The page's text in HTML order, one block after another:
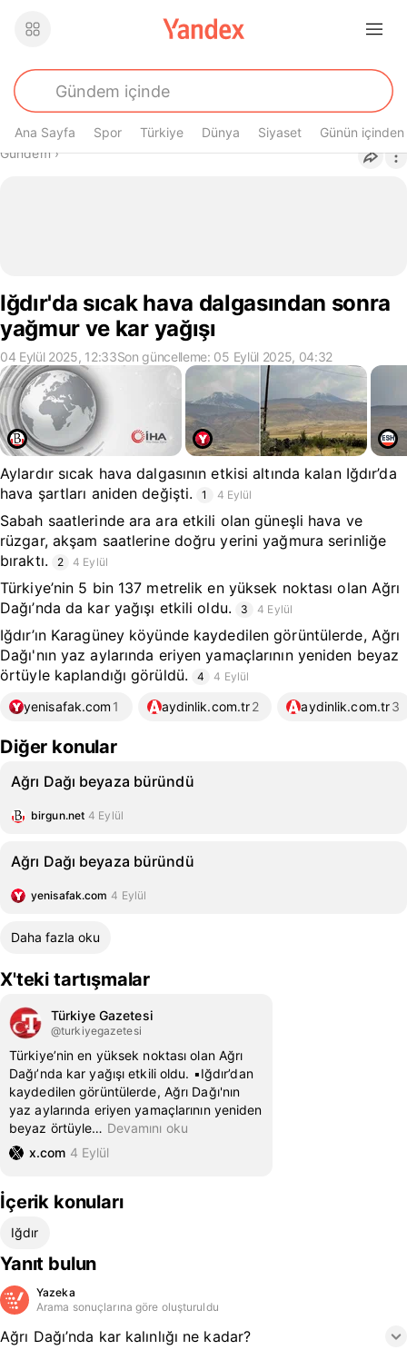
Ana Sayfa Spor Türkiye Dünya Siyaset Günün içinden
Buradasın
Gündem›
Iğdır'da sıcak hava dalgasından sonra
yağmur ve kar yağışı
04 Eylül 2025, 12:33Son güncelleme: 05 Eylül 2025, 04:32
Aylardır sıcak hava dalgasının etkisi altında kalan Iğdır’da
hava şartları aniden değişti.
1 4 Eylül
Sabah saatlerinde ara ara etkili olan güneşli hava ve
rüzgar, akşam saatlerine doğru yerini yağmura serinliğe
bıraktı.
2 4 Eylül
Türkiye’nin 5 bin 137 metrelik en yüksek noktası olan Ağrı
Dağı’nda da kar yağışı etkili oldu.
3 4 Eylül
Iğdır’ın Karagüney köyünde kaydedilen görüntülerde, Ağrı
Dağı'nın yaz aylarında eriyen yamaçlarının yeniden beyaz
örtüyle kaplandığı görüldü.
4 4 Eylül
yenisafak.com 1 aydinlik.com.tr2 aydinlik.com.tr3
Diğer konular
Ağrı Dağı beyaza büründü
birgun.net 4 Eylül
Ağrı Dağı beyaza büründü
yenisafak.com 4 Eylül
Daha fazla oku
X'teki tartışmalar
Türkiye Gazetesi
@turkiyegazetesi
Türkiye’nin en yüksek noktası olan Ağrı
Dağı’nda kar yağışı etkili oldu. ▪️Iğdır’dan
kaydedilen görüntülerde, Ağrı Dağı'nın
yaz aylarında eriyen yamaçlarının yeniden
beyaz örtüyle… Devamını oku
x.com 4 Eylül
İçerik konuları
Iğdır
Yanıt bulun
Yazeka
Arama sonuçlarına göre oluşturuldu
Ağrı Dağı’nda kar kalınlığı ne kadar?